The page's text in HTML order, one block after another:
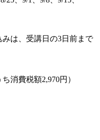
は、受講日の3日前まで
消費税額2,970円）